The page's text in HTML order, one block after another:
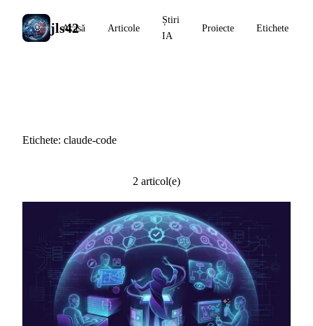
jls42
Acasă Articole
Știri
IA
Proiecte Etichete
Etichete: claude-code
2 articol(e)